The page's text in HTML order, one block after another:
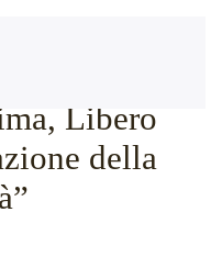
Libero
della